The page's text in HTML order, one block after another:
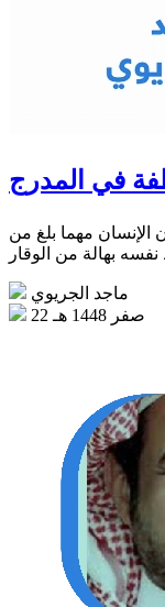
في المدرج
الإنسان مهما بلغ من
ماجد الجريوي
22 صفر 1448 هـ